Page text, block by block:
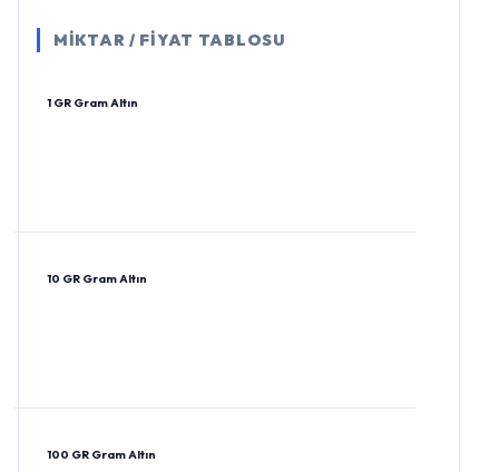
MİKTAR / FİYAT TABLOSU
1 GR Gram Altın
10 GR Gram Altın
100 GR Gram Altın